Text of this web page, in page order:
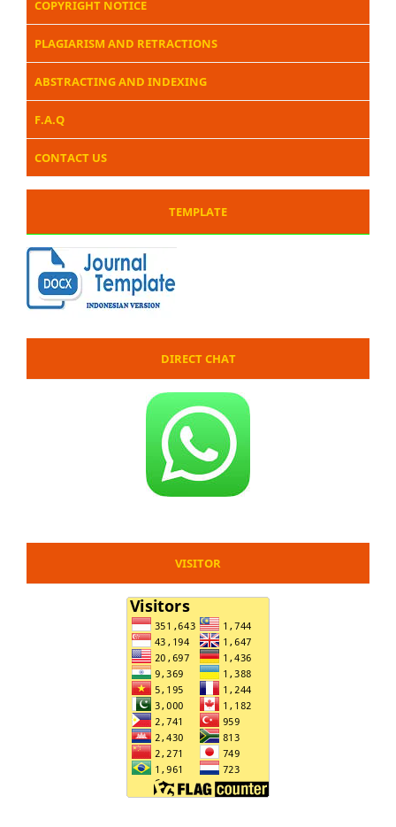
COPYRIGHT NOTICE
PLAGIARISM AND RETRACTIONS
ABSTRACTING AND INDEXING
F.A.Q
CONTACT US
TEMPLATE
DIRECT CHAT
VISITOR